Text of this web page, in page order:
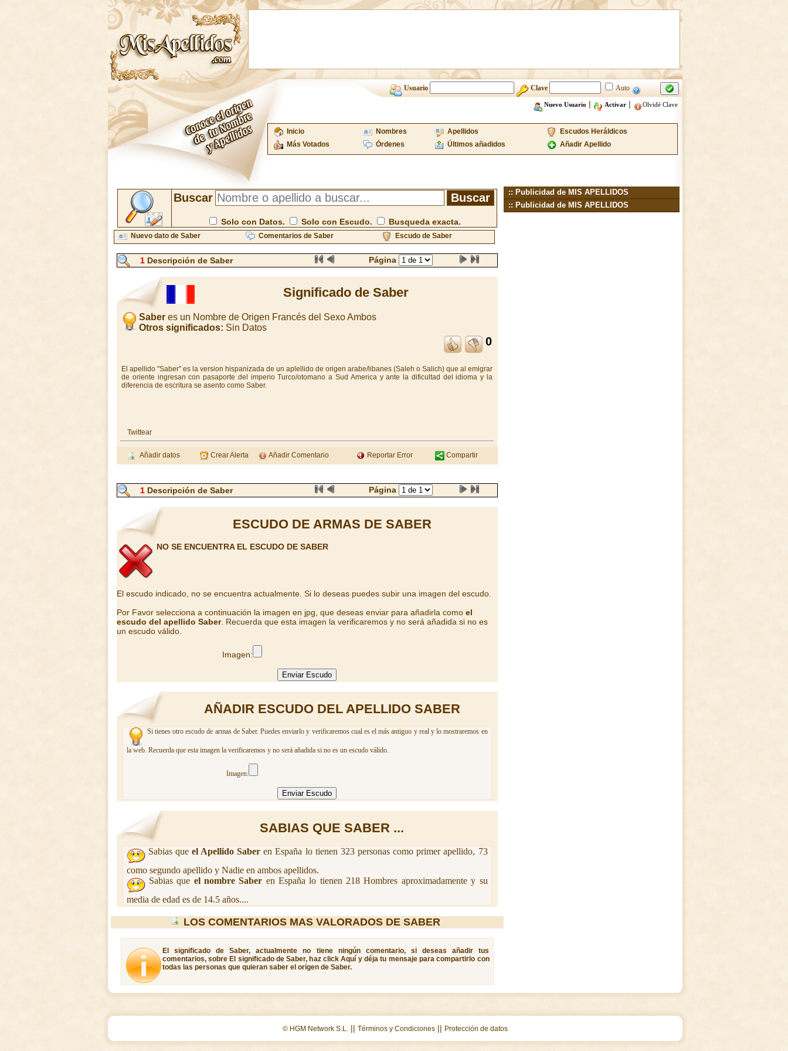
Usuario Clave Auto
Nuevo Usuario | Activar| Olvidé Clave
Inicio Nombres Apellidos
Escudos Heráldicos
Más Votados
Órdenes Últimos añadidos Añadir Apellido
Buscar
Solo con Datos. Solo con Escudo. Busqueda exacta.
Nuevo dato de Saber Comentarios de Saber Escudo de Saber
1Descripción de Saber Página
Significado de Saber
Saber es un Nombre de Origen Francés del Sexo Ambos
Otros significados: Sin Datos
0
El apellido "Saber" es la version hispanizada de un aplellido de origen arabe/libanes (Saleh o Salich) que al emigrar
de oriente ingresan con pasaporte del imperio Turco/otomano a Sud America y ante la dificultad del idioma y la
diferencia de escritura se asento como Saber.
Twittear
Añadir datos Crear Alerta Añadir Comentario Reportar Error Compartir
1Descripción de Saber Página
ESCUDO DE ARMAS DE SABER
NO SE ENCUENTRA EL ESCUDO DE SABER
El escudo indicado, no se encuentra actualmente. Si lo deseas puedes subir una imagen del escudo.
Por Favor selecciona a continuación la imagen en jpg, que deseas enviar para añadirla como el
escudo del apellido Saber. Recuerda que esta imagen la verificaremos y no será añadida si no es
un escudo válido.
Imagen:
AÑADIR ESCUDO DEL APELLIDO SABER
Si tienes otro escudo de armas de Saber. Puedes enviarlo y verificaremos cual es el más antiguo y real y lo mostraremos en
la web. Recuerda que esta imagen la verificaremos y no será añadida si no es un escudo válido.
Imagen:
SABIAS QUE SABER ...
Sabias que el Apellido Saber en España lo tienen 323 personas como primer apellido, 73
como segundo apellido y Nadie en ambos apellidos.
Sabias que el nombre Saber en España lo tienen 218 Hombres aproximadamente y su
media de edad es de 14.5 años....
LOS COMENTARIOS MAS VALORADOS DE SABER
El significado de Saber, actualmente no tiene ningún comentario, si deseas añadir tus
comentarios, sobre El significado de Saber, haz click Aquí y déja tu mensaje para compartirlo con
todas las personas que quieran saber el origen de Saber.
:: Publicidad de MIS APELLIDOS
:: Publicidad de MIS APELLIDOS
© HGM Network S.L. || Términos y Condiciones|| Protección de datos